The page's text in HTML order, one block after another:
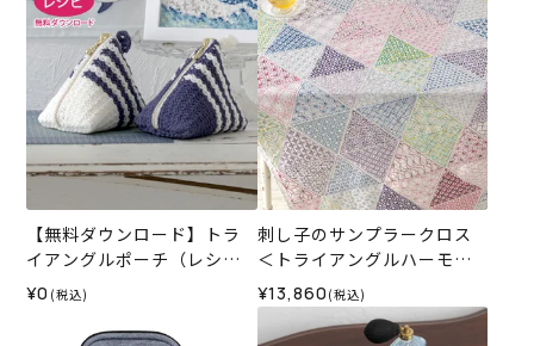
【無料ダウンロード】トラ
イアングルポーチ（レシ
ピ）
¥0 (税込)
刺し子のサンプラークロス
＜トライアングルハーモニ
ー＞
¥13,860 (税込)